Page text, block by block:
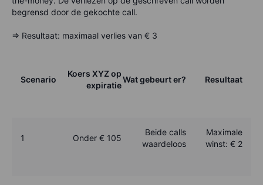
begrensd door de gekochte call.
=> Resultaat: maximaal verlies van € 3
Scenario
Koers XYZ op
expiratie
Wat gebeurt er? Resultaat
1 Onder € 105
Beide calls
waardeloos
Maximale
winst: € 2